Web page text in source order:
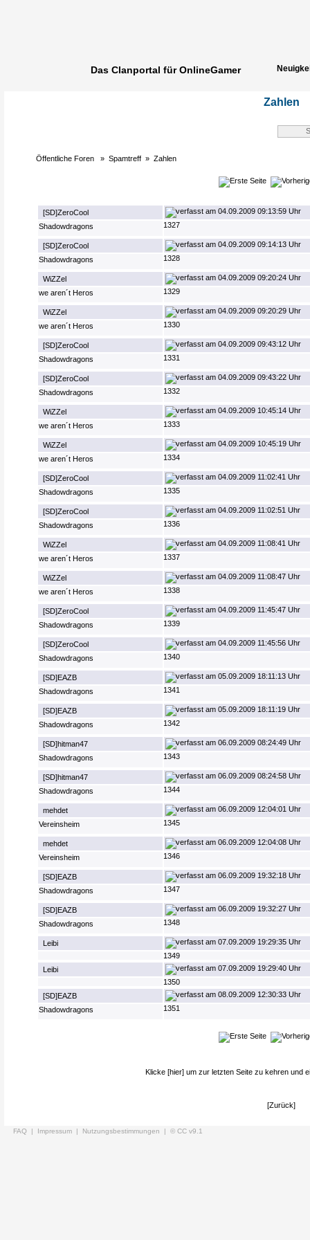
Das Clanportal für OnlineGamer
Zahlen
Öffentliche Foren »Spamtreff »Zahlen
[SD]ZeroCool
04.09.2009 09:13:59 Uhr
Shadowdragons
1327
[SD]ZeroCool
04.09.2009 09:14:13 Uhr
Shadowdragons
1328
WiZZel
04.09.2009 09:20:24 Uhr
we aren´t Heros
1329
WiZZel
04.09.2009 09:20:29 Uhr
we aren´t Heros
1330
[SD]ZeroCool
04.09.2009 09:43:12 Uhr
Shadowdragons
1331
[SD]ZeroCool
04.09.2009 09:43:22 Uhr
Shadowdragons
1332
WiZZel
04.09.2009 10:45:14 Uhr
we aren´t Heros
1333
WiZZel
04.09.2009 10:45:19 Uhr
we aren´t Heros
1334
[SD]ZeroCool
04.09.2009 11:02:41 Uhr
Shadowdragons
1335
[SD]ZeroCool
04.09.2009 11:02:51 Uhr
Shadowdragons
1336
WiZZel
04.09.2009 11:08:41 Uhr
we aren´t Heros
1337
WiZZel
04.09.2009 11:08:47 Uhr
we aren´t Heros
1338
[SD]ZeroCool
04.09.2009 11:45:47 Uhr
Shadowdragons
1339
[SD]ZeroCool
04.09.2009 11:45:56 Uhr
Shadowdragons
1340
[SD]EAZB
05.09.2009 18:11:13 Uhr
Shadowdragons
1341
[SD]EAZB
05.09.2009 18:11:19 Uhr
Shadowdragons
1342
[SD]hitman47
06.09.2009 08:24:49 Uhr
Shadowdragons
1343
[SD]hitman47
06.09.2009 08:24:58 Uhr
Shadowdragons
1344
mehdet
06.09.2009 12:04:01 Uhr
Vereinsheim
1345
mehdet
06.09.2009 12:04:08 Uhr
Vereinsheim
1346
[SD]EAZB
06.09.2009 19:32:18 Uhr
Shadowdragons
1347
[SD]EAZB
06.09.2009 19:32:27 Uhr
Shadowdragons
1348
Leibi
07.09.2009 19:29:35 Uhr
1349
Leibi
07.09.2009 19:29:40 Uhr
1350
[SD]EAZB
08.09.2009 12:30:33 Uhr
Shadowdragons
1351
Klicke [hier] um zur letzten Seite zu kehren und
[Zurück]
FAQ | Impressum | Nutzungsbestimmungen | © CC v9.1